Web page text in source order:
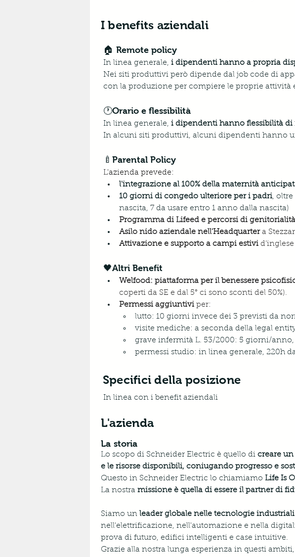
I benefits aziendali
🏠 Remote policy
In linea generale, i dipendenti hanno a propria
Nei siti produttivi però dipende dal job code di
con la produzione per compiere le proprie attività
🕐Orario e flessibilità
In linea generale, i dipendenti hanno flessibilità di
In alcuni siti produttivi, alcuni dipendenti hanno
🍼Parental Policy
L'azienda prevede:
l'integrazione al 100% della maternità
10 giorni di congedo ulteriore per i padri, oltre
nascita, 7 da usare entro 1 anno dalla nascita)
Programma di Lifeed e percorsi di genitorialità
Asilo nido aziendale nell'Headquarter a
Attivazione e supporto a campi estivi d’inglese
🖤Altri Benefit
Welfood: piattaforma per il benessere
coperti da SE e dal 5° ci sono sconti del 50%).
Permessi aggiuntivi per:
lutto: 10 giorni invece dei 3 previsti da
visite mediche: a seconda della legal
grave infermità L. 53/2000: 5 giorni/
permessi studio: in linea generale, 220h
Specifici della posizione
In linea con i benefit aziendali
L'azienda
Lo scopo di Schneider Electric è quello di creare
e le risorse disponibili, coniugando progresso e
Questo in Schneider Electric lo chiamiamo Life Is
La nostra missione è quella di essere il partner di
Siamo un leader globale nelle tecnologie industriali
nell'elettrificazione, nell'automazione e nella
prova di futuro, edifici intelligenti e case intuitive.
Grazie alla nostra lunga esperienza in questi
La storia